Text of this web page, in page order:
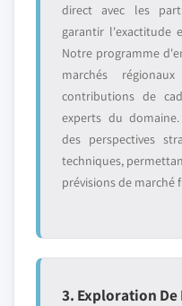
direct avec les
garantir l'exactitude
Notre programme
marchés
contributions de
experts du
des perspectives
techniques,
prévisions de marché
3. Exploration De